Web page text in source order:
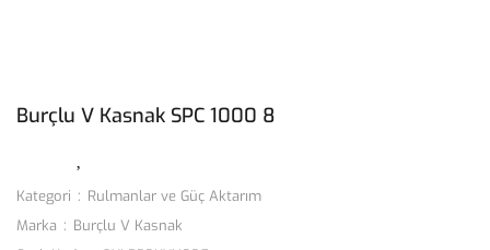
Burçlu V Kasnak SPC 1000 8
Kategori
Rulmanlar ve Güç Aktarım
Marka
Burçlu V Kasnak